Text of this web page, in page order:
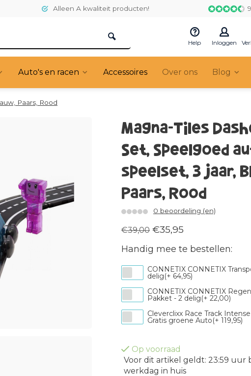
Alleen A kwaliteit producten!
Help Inloggen
Auto's en racen Accessoires Over ons Blog
Paars, Rood
Magna-Tiles
Set, Speelgoed
speelset, 3 jaar,
Paars, Rood
0 beoordeling (en)
€39,00 €35,95
Handig mee te bestellen:
CONNETIX CONNETIX
delig(+ 64,95)
CONNETIX CONNETIX
Pakket - 2 delig(+ 22,00)
Cleverclixx Race Track
Gratis groene Auto(+ 119,95)
Op voorraad
Voor dit artikel geldt: 23:59 uur
werkdag in huis